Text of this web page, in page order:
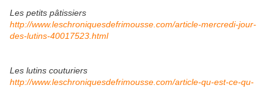
Les petits pâtissiers
http://www.leschroniquesdefrimousse.com/article-mercredi-jour-
des-lutins-40017523.html
Les lutins couturiers
http://www.leschroniquesdefrimousse.com/article-qu-est-ce-qu-